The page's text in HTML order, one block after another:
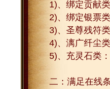
1)、绑定贡献
2)、绑定银票
3)、圣尊残符
4)、漓广纤尘
5)、充灵石类
二：满足在线